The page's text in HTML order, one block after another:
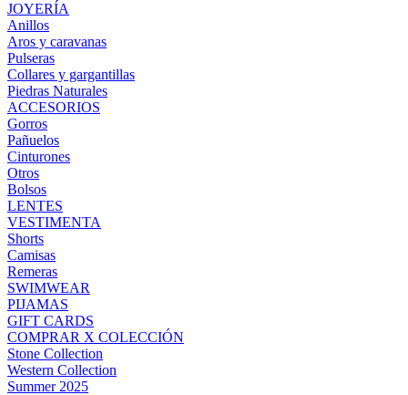
JOYERÍA
Anillos
Aros y caravanas
Pulseras
Collares y gargantillas
Piedras Naturales
ACCESORIOS
Gorros
Pañuelos
Cinturones
Otros
Bolsos
LENTES
VESTIMENTA
Shorts
Camisas
Remeras
SWIMWEAR
PIJAMAS
GIFT CARDS
COMPRAR X COLECCIÓN
Stone Collection
Western Collection
Summer 2025